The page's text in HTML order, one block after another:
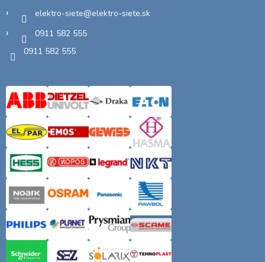
elektro-siete@elektro-siete.sk
0911 582 555
0911 582 555